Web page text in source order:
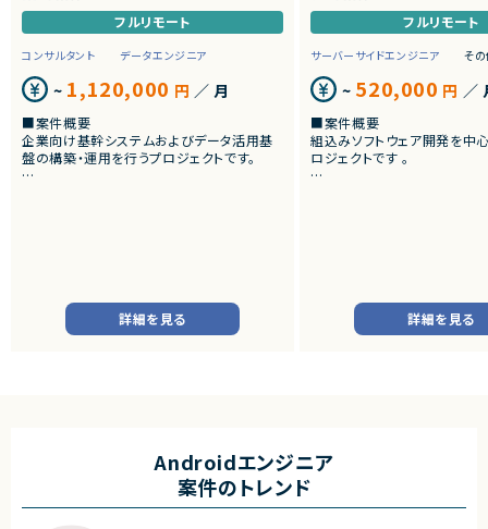
フルリモート
コンサルタント データエンジニア
~ 1,120,000 円 ／ 月
■案件概要
企業向け基幹システムおよびデータ活用基
盤の構築・運用を行うプロジェクトです。
■業務内容
・SAP BWの既存データモデルおよび帳票出
び帳票出力基盤の構築
・各種データ検証、テスト対応
・周辺システムとのデータ連携設計および実
装支援
詳細を見る
フルリモート
サーバーサイドエンジニア そ
~ 520,000 円 ／
■案件概要
組込みソフトウェア開発を中
ロジェクトです 。
バーの開発
・ソフトウェア評価および不
■募集背景
・開発体制強化に伴う増員募
■担当工程
詳細を見る
Androidエンジニア
案件のトレンド